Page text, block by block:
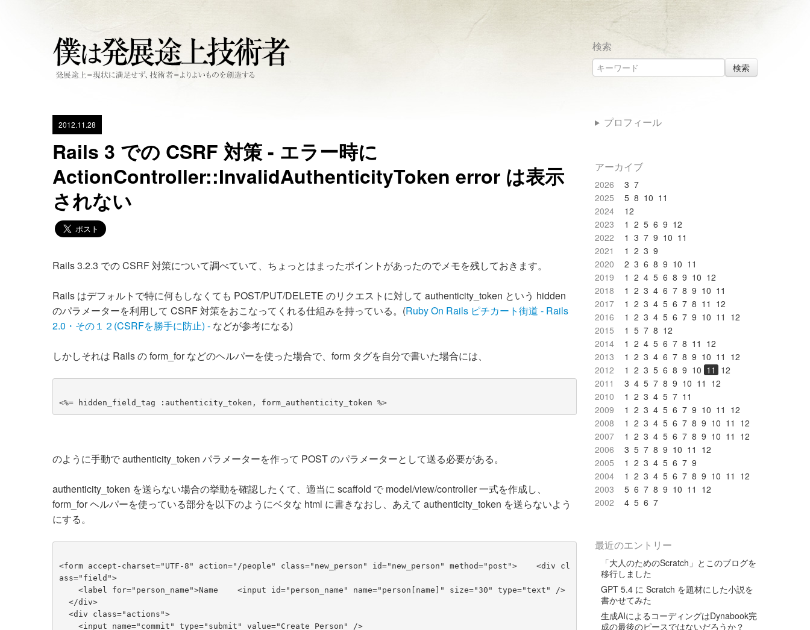
2012.11.28
Rails 3 での CSRF 対策 - エラー時に
ActionController::InvalidAuthenticityToken error は表示
されない
Rails 3.2.3 での CSRF 対策について調べていて、ちょっとはまったポイントがあったのでメモを残しておきます。
Rails はデフォルトで特に何もしなくても POST/PUT/DELETE のリクエストに対して authenticity_token という hidden
のパラメーターを利用して CSRF 対策をおこなってくれる仕組みを持っている。(Ruby On Rails ピチカート街道 - Rails
2.0・その１２(CSRFを勝手に防止) - などが参考になる)
しかしそれは Rails の form_for などのヘルパーを使った場合で、form タグを自分で書いた場合には、
<%= hidden_field_tag :authenticity_token, form_authenticity_token %>
のように手動で authenticity_token パラメーターを作って POST のパラメーターとして送る必要がある。
authenticity_token を送らない場合の挙動を確認したくて、適当に scaffold で model/view/controller 一式を作成し、
form_for ヘルパーを使っている部分を以下のようにベタな html に書きなおし、あえて authenticity_token を送らないよう
にする。
<form accept-charset="UTF-8" action="/people" class="new_person" id="new_person" method="post">
    <div cl
ass="field">
    <label for="person_name">Name    <input id="person_name" name="person[name]" size="30" type="text" />
  </div>
  <div class="actions">
    <input name="commit" type="submit" value="Create Person" />
検索
検索
プロフィール
アーカイブ
2026 3 7
2025
5 8 10 11
2024
12
2023
1 2 5 6 9 12
2022
1 3 7 9 10 11
2021
1 2 3 9
2020
2 3 6 8 9 10 11
2019
1 2 4 5 6 8 9 10 12
2018
1 2 3 4 6 7 8 9 10 11
2017
1 2 3 4 5 6 7 8 11 12
2016
1 2 3 4 5 6 7 9 10 11 12
2015
1 5 7 8 12
2014
1 2 4 5 6 7 8 11 12
2013
1 2 3 4 6 7 8 9 10 11 12
2012
1 2 3 5 6 8 9 10 11 12
2011
3 4 5 7 8 9 10 11 12
2010
1 2 3 4 5 7 11
2009
1 2 3 4 5 6 7 9 10 11 12
2008
1 2 3 4 5 6 7 8 9 10 11 12
2007
1 2 3 4 5 6 7 8 9 10 11 12
2006
3 5 7 8 9 10 11 12
2005
1 2 3 4 5 6 7 9
2004
1 2 3 4 5 6 7 8 9 10 11 12
2003
5 6 7 8 9 10 11 12
2002
4 5 6 7
最近のエントリー
「大人のためのScratch」とこのブログを
移行しました
GPT 5.4 に Scratch を題材にした小説を
書かせてみた
生成AIによるコーディングはDynabook完
成の最後のピースではないだろうか？